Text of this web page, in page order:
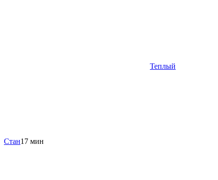
Теплый
Стан17 мин